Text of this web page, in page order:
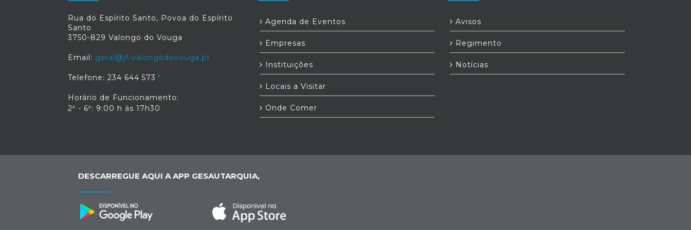
Rua do Espírito Santo, Povoa do Espírito
Santo
3750-829 Valongo do Vouga
Email: geral@jf-valongodovouga.pt
Telefone: 234 644 573
Horário de Funcionamento:
2ª - 6ª: 9:00 h às 17h30
Agenda de Eventos
Empresas
Instituições
Locais a Visitar
Onde Comer
Avisos
Regimento
Notícias
DESCARREGUE AQUI A APP GESAUTARQUIA,